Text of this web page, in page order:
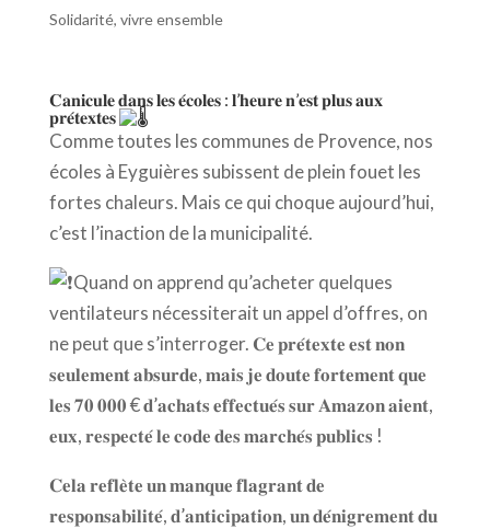
Solidarité, vivre ensemble
𝐂𝐚𝐧𝐢𝐜𝐮𝐥𝐞 𝐝𝐚𝐧𝐬 𝐥𝐞𝐬 𝐞́𝐜𝐨𝐥𝐞𝐬 : 𝐥’𝐡𝐞𝐮𝐫𝐞 𝐧’𝐞𝐬𝐭 𝐩𝐥𝐮𝐬 𝐚𝐮𝐱
𝐩𝐫𝐞́𝐭𝐞𝐱𝐭𝐞𝐬
Comme toutes les communes de Provence, nos
écoles à Eyguières subissent de plein fouet les
fortes chaleurs. Mais ce qui choque aujourd’hui,
c’est l’inaction de la municipalité.
Quand on apprend qu’acheter quelques
ventilateurs nécessiterait un appel d’offres, on
ne peut que s’interroger. 𝐂𝐞 𝐩𝐫𝐞́𝐭𝐞𝐱𝐭𝐞 𝐞𝐬𝐭 𝐧𝐨𝐧
𝐬𝐞𝐮𝐥𝐞𝐦𝐞𝐧𝐭 𝐚𝐛𝐬𝐮𝐫𝐝𝐞, 𝐦𝐚𝐢𝐬 𝐣𝐞 𝐝𝐨𝐮𝐭𝐞 𝐟𝐨𝐫𝐭𝐞𝐦𝐞𝐧𝐭 𝐪𝐮𝐞
𝐥𝐞𝐬 𝟕𝟎 𝟎𝟎𝟎 € 𝐝’𝐚𝐜𝐡𝐚𝐭𝐬 𝐞𝐟𝐟𝐞𝐜𝐭𝐮𝐞́𝐬 𝐬𝐮𝐫 𝐀𝐦𝐚𝐳𝐨𝐧 𝐚𝐢𝐞𝐧𝐭,
𝐞𝐮𝐱, 𝐫𝐞𝐬𝐩𝐞𝐜𝐭𝐞́ 𝐥𝐞 𝐜𝐨𝐝𝐞 𝐝𝐞𝐬 𝐦𝐚𝐫𝐜𝐡𝐞́𝐬 𝐩𝐮𝐛𝐥𝐢𝐜𝐬 !
𝐂𝐞𝐥𝐚 𝐫𝐞𝐟𝐥𝐞̀𝐭𝐞 𝐮𝐧 𝐦𝐚𝐧𝐪𝐮𝐞 𝐟𝐥𝐚𝐠𝐫𝐚𝐧𝐭 𝐝𝐞
𝐫𝐞𝐬𝐩𝐨𝐧𝐬𝐚𝐛𝐢𝐥𝐢𝐭𝐞́, 𝐝’𝐚𝐧𝐭𝐢𝐜𝐢𝐩𝐚𝐭𝐢𝐨𝐧, 𝐮𝐧 𝐝𝐞́𝐧𝐢𝐠𝐫𝐞𝐦𝐞𝐧𝐭 𝐝𝐮